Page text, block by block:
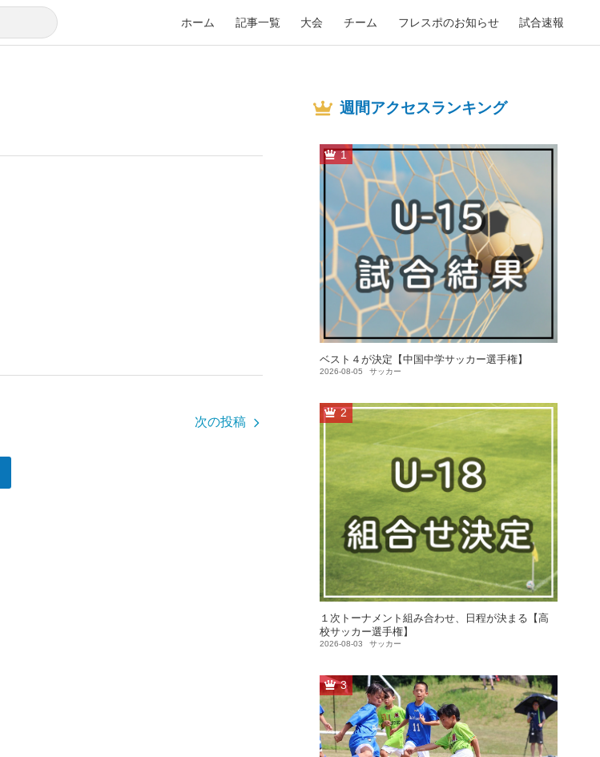
ホーム 記事一覧 大会 チーム フレスポのお知らせ 試合速報
次の投稿
週間アクセスランキング
1
ベスト４が決定【中国中学サッカー選手権】
2026-08-05 サッカー
2
１次トーナメント組み合わせ、日程が決まる【高
校サッカー選手権】
2026-08-03 サッカー
3